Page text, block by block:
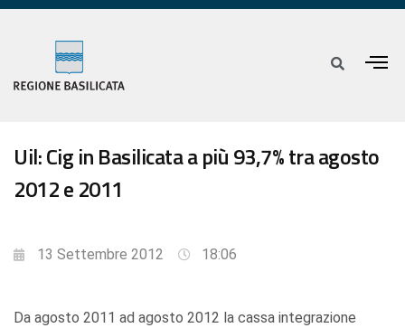
Uil: Cig in Basilicata a più 93,7% tra agosto
2012 e 2011
13 Settembre 2012 18:06
Da agosto 2011 ad agosto 2012 la cassa integrazione